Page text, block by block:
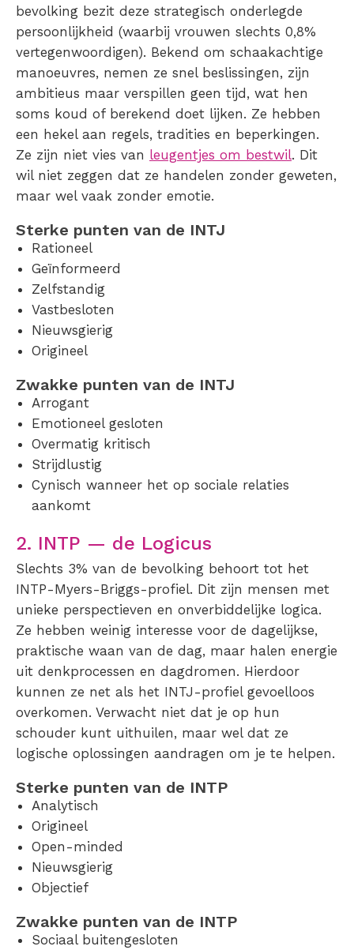
bevolking bezit deze strategisch onderlegde
persoonlijkheid (waarbij vrouwen slechts 0,8%
vertegenwoordigen). Bekend om schaakachtige
manoeuvres, nemen ze snel beslissingen, zijn
ambitieus maar verspillen geen tijd, wat hen
soms koud of berekend doet lijken. Ze hebben
een hekel aan regels, tradities en beperkingen.
Ze zijn niet vies van leugentjes om bestwil. Dit
wil niet zeggen dat ze handelen zonder geweten,
maar wel vaak zonder emotie.
Sterke punten van de INTJ
Rationeel
Geïnformeerd
Zelfstandig
Vastbesloten
Nieuwsgierig
Origineel
Zwakke punten van de INTJ
Arrogant
Emotioneel gesloten
Overmatig kritisch
Strijdlustig
Cynisch wanneer het op sociale relaties
aankomt
2. INTP — de Logicus
Slechts 3% van de bevolking behoort tot het
INTP-Myers-Briggs-profiel. Dit zijn mensen met
unieke perspectieven en onverbiddelijke logica.
Ze hebben weinig interesse voor de dagelijkse,
praktische waan van de dag, maar halen energie
uit denkprocessen en dagdromen. Hierdoor
kunnen ze net als het INTJ-profiel gevoelloos
overkomen. Verwacht niet dat je op hun
schouder kunt uithuilen, maar wel dat ze
logische oplossingen aandragen om je te helpen.
Sterke punten van de INTP
Analytisch
Origineel
Open-minded
Nieuwsgierig
Objectief
Zwakke punten van de INTP
Sociaal buitengesloten